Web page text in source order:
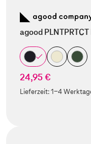
agood
24,95 €
Lieferzeit:1-4